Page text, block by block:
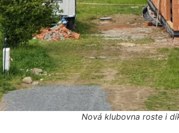
Nová klubovna roste i